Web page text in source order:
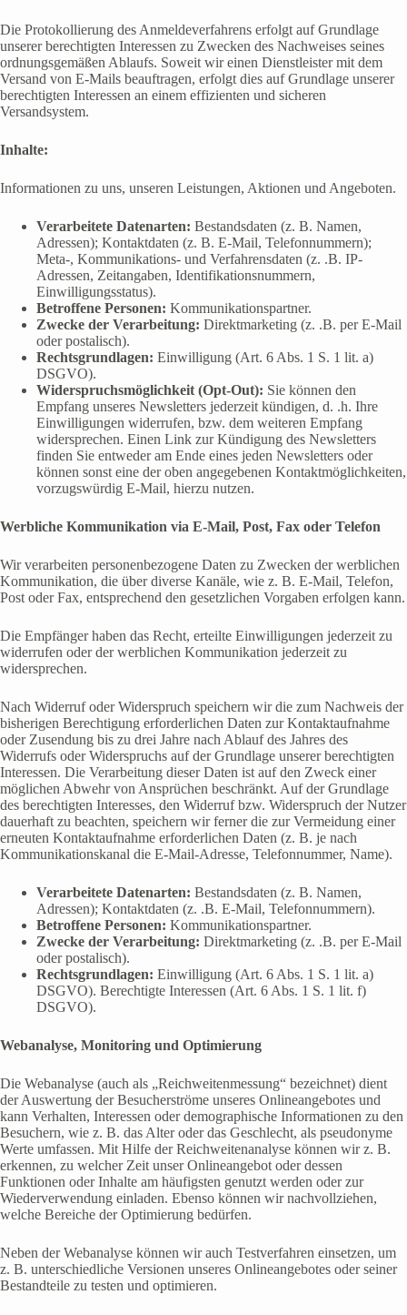
Die Protokollierung des Anmeldeverfahrens erfolgt auf Grundlage
unserer berechtigten Interessen zu Zwecken des Nachweises seines
ordnungsgemäßen Ablaufs. Soweit wir einen Dienstleister mit dem
Versand von E-Mails beauftragen, erfolgt dies auf Grundlage unserer
berechtigten Interessen an einem effizienten und sicheren
Versandsystem.
Inhalte:
Informationen zu uns, unseren Leistungen, Aktionen und Angeboten.
Verarbeitete Datenarten: Bestandsdaten (z. B. Namen,
Adressen); Kontaktdaten (z. B. E-Mail, Telefonnummern);
Meta-, Kommunikations- und Verfahrensdaten (z. .B. IP-
Adressen, Zeitangaben, Identifikationsnummern,
Einwilligungsstatus).
Betroffene Personen: Kommunikationspartner.
Zwecke der Verarbeitung: Direktmarketing (z. .B. per E-Mail
oder postalisch).
Rechtsgrundlagen: Einwilligung (Art. 6 Abs. 1 S. 1 lit. a)
DSGVO).
Widerspruchsmöglichkeit (Opt-Out): Sie können den
Empfang unseres Newsletters jederzeit kündigen, d. .h. Ihre
Einwilligungen widerrufen, bzw. dem weiteren Empfang
widersprechen. Einen Link zur Kündigung des Newsletters
finden Sie entweder am Ende eines jeden Newsletters oder
können sonst eine der oben angegebenen Kontaktmöglichkeiten,
vorzugswürdig E-Mail, hierzu nutzen.
Werbliche Kommunikation via E-Mail, Post, Fax oder Telefon
Wir verarbeiten personenbezogene Daten zu Zwecken der werblichen
Kommunikation, die über diverse Kanäle, wie z. B. E-Mail, Telefon,
Post oder Fax, entsprechend den gesetzlichen Vorgaben erfolgen kann.
Die Empfänger haben das Recht, erteilte Einwilligungen jederzeit zu
widerrufen oder der werblichen Kommunikation jederzeit zu
widersprechen.
Nach Widerruf oder Widerspruch speichern wir die zum Nachweis der
bisherigen Berechtigung erforderlichen Daten zur Kontaktaufnahme
oder Zusendung bis zu drei Jahre nach Ablauf des Jahres des
Widerrufs oder Widerspruchs auf der Grundlage unserer berechtigten
Interessen. Die Verarbeitung dieser Daten ist auf den Zweck einer
möglichen Abwehr von Ansprüchen beschränkt. Auf der Grundlage
des berechtigten Interesses, den Widerruf bzw. Widerspruch der Nutzer
dauerhaft zu beachten, speichern wir ferner die zur Vermeidung einer
erneuten Kontaktaufnahme erforderlichen Daten (z. B. je nach
Kommunikationskanal die E-Mail-Adresse, Telefonnummer, Name).
Verarbeitete Datenarten: Bestandsdaten (z. B. Namen,
Adressen); Kontaktdaten (z. .B. E-Mail, Telefonnummern).
Betroffene Personen: Kommunikationspartner.
Zwecke der Verarbeitung: Direktmarketing (z. .B. per E-Mail
oder postalisch).
Rechtsgrundlagen: Einwilligung (Art. 6 Abs. 1 S. 1 lit. a)
DSGVO). Berechtigte Interessen (Art. 6 Abs. 1 S. 1 lit. f)
DSGVO).
Webanalyse, Monitoring und Optimierung
Die Webanalyse (auch als „Reichweitenmessung“ bezeichnet) dient
der Auswertung der Besucherströme unseres Onlineangebotes und
kann Verhalten, Interessen oder demographische Informationen zu den
Besuchern, wie z. B. das Alter oder das Geschlecht, als pseudonyme
Werte umfassen. Mit Hilfe der Reichweitenanalyse können wir z. B.
erkennen, zu welcher Zeit unser Onlineangebot oder dessen
Funktionen oder Inhalte am häufigsten genutzt werden oder zur
Wiederverwendung einladen. Ebenso können wir nachvollziehen,
welche Bereiche der Optimierung bedürfen.
Neben der Webanalyse können wir auch Testverfahren einsetzen, um
z. B. unterschiedliche Versionen unseres Onlineangebotes oder seiner
Bestandteile zu testen und optimieren.